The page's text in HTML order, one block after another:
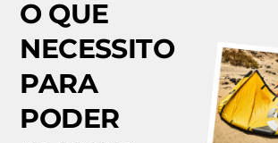
O QUE
NECESSITO
PARA
PODER